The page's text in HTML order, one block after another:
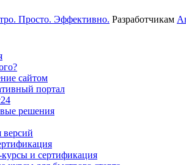
Разработчикам
сайтом
портал
решения
версий
и сертификация